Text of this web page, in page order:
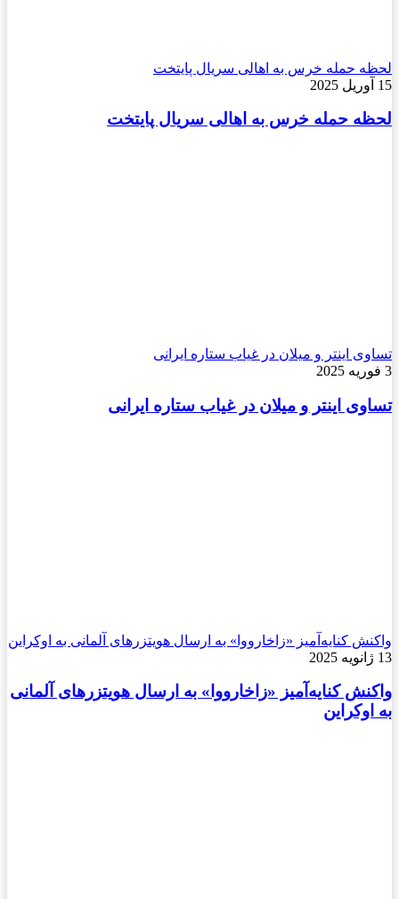
لحظه حمله خرس به اهالی سریال پایتخت
15 آوریل 2025
لحظه حمله خرس به اهالی سریال پایتخت
تساوی اینتر و میلان در غیاب ستاره ایرانی
3 فوریه 2025
تساوی اینتر و میلان در غیاب ستاره ایرانی
واکنش کنایه‌آمیز «زاخارووا» به ارسال هویتزرهای آلمانی به اوکراین
13 ژانویه 2025
واکنش کنایه‌آمیز «زاخارووا» به ارسال هویتزرهای آلمانی
به اوکراین